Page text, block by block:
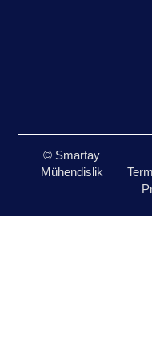
© Smartay
Mühendislik